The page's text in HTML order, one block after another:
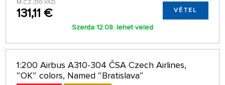
M.CZ-310-YAD
131,11 € VÉTEL
Szerda 12.08. lehet veled
1:200 Airbus A310-304 ČSA Czech Airlines,
″OK″ colors, Named ″Bratislava″